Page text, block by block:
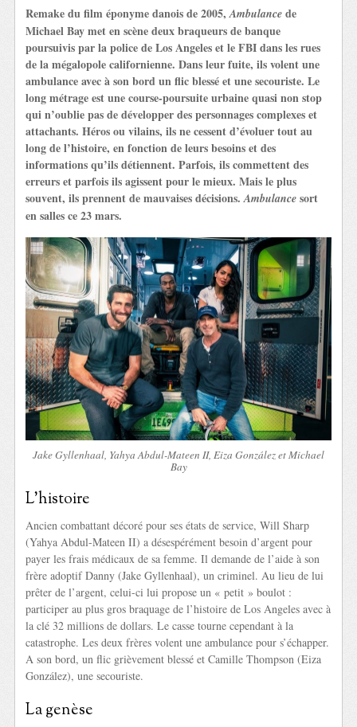
Remake du film éponyme danois de 2005,Ambulance de
Michael Bay met en scène deux braqueurs de banque
poursuivis par la police de Los Angeles et le FBI dans les rues
de la mégalopole californienne. Dans leur fuite, ils volent une
ambulance avec à son bord un flic blessé et une secouriste. Le
long métrage est une course-poursuite urbaine quasi non stop
qui n’oublie pas de développer des personnages complexes et
attachants. Héros ou vilains, ils ne cessent d’évoluer tout au
long de l’histoire, en fonction de leurs besoins et des
informations qu’ils détiennent. Parfois, ils commettent des
erreurs et parfois ils agissent pour le mieux. Mais le plus
souvent, ils prennent de mauvaises décisions.Ambulance sort
en salles ce 23 mars.
Jake Gyllenhaal, Yahya Abdul-Mateen II, Eiza González et Michael
Bay
L’histoire
Ancien combattant décoré pour ses états de service, Will Sharp
(Yahya Abdul-Mateen II) a désespérément besoin d’argent pour
payer les frais médicaux de sa femme. Il demande de l’aide à son
frère adoptif Danny (Jake Gyllenhaal), un criminel. Au lieu de lui
prêter de l’argent, celui-ci lui propose un « petit » boulot :
participer au plus gros braquage de l’histoire de Los Angeles avec à
la clé 32 millions de dollars. Le casse tourne cependant à la
catastrophe. Les deux frères volent une ambulance pour s’échapper.
A son bord, un flic grièvement blessé et Camille Thompson (Eiza
González), une secouriste.
La genèse